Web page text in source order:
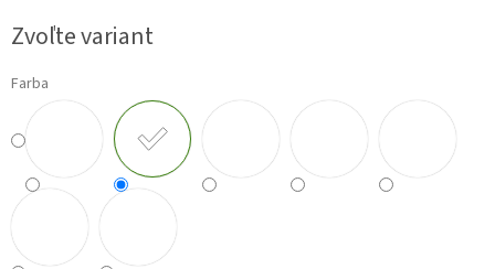
cena:
Zvoľte variant
Farba